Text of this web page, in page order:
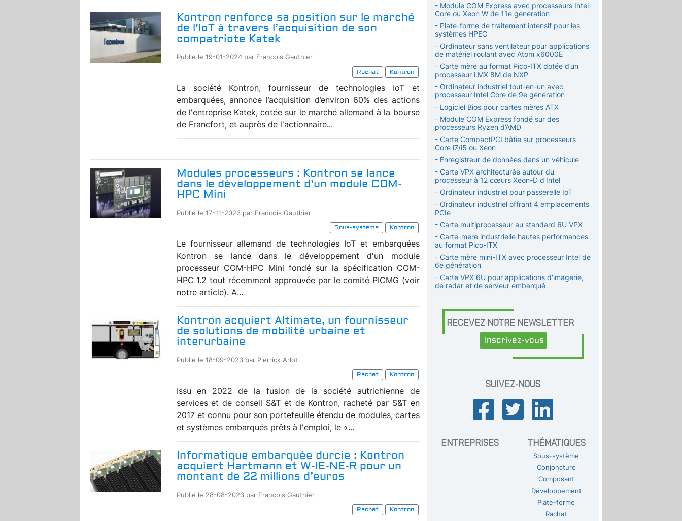
Kontron renforce sa position sur le marché
de l'IoT à travers l’acquisition de son
compatriote Katek
Publié le 19-01-2024 par Francois Gauthier
Rachat
Kontron
La société Kontron, fournisseur de technologies IoT et
embarquées, annonce l’acquisition d’environ 60% des actions
de l'entreprise Katek, cotée sur le marché allemand à la bourse
de Francfort, et auprès de l'actionnaire...
Modules processeurs : Kontron se lance
dans le développement d'un module COM-
HPC Mini
Publié le 17-11-2023 par Francois Gauthier
Sous-système
Kontron
Le fournisseur allemand de technologies IoT et embarquées
Kontron se lance dans le développement d'un module
processeur COM-HPC Mini fondé sur la spécification COM-
HPC 1.2 tout récemment approuvée par le comité PICMG (voir
notre article). A...
Kontron acquiert Altimate, un fournisseur
de solutions de mobilité urbaine et
interurbaine
Publié le 18-09-2023 par Pierrick Arlot
Rachat
Kontron
Issu en 2022 de la fusion de la société autrichienne de
services et de conseil S&T et de Kontron, racheté par S&T en
2017 et connu pour son portefeuille étendu de modules, cartes
et systèmes embarqués prêts à l'emploi, le «...
Informatique embarquée durcie : Kontron
acquiert Hartmann et W-IE-NE-R pour un
montant de 22 millions d’euros
Publié le 28-08-2023 par Francois Gauthier
Rachat
Kontron
- Module COM Express avec processeurs Intel
Core ou Xeon W de 11e génération
- Plate-forme de traitement intensif pour les
systèmes HPEC
- Ordinateur sans ventilateur pour applications
de matériel roulant avec Atom x6000E
- Carte mère au format Pico-ITX dotée d’un
processeur i.MX 8M de NXP
- Ordinateur industriel tout-en-un avec
processeur Intel Core de 9e génération
- Logiciel Bios pour cartes mères ATX
- Module COM Express fondé sur des
processeurs Ryzen d’AMD
- Carte CompactPCI bâtie sur processeurs
Core i7/i5 ou Xeon
- Enregistreur de données dans un véhicule
- Carte VPX architecturée autour du
processeur à 12 cœurs Xeon-D d’Intel
- Ordinateur industriel pour passerelle IoT
- Ordinateur industriel offrant 4 emplacements
PCIe
- Carte multiprocesseur au standard 6U VPX
- Carte-mère industrielle hautes performances
au format Pico-ITX
- Carte mère mini-ITX avec processeur Intel de
6e génération
- Carte VPX 6U pour applications d'imagerie,
de radar et de serveur embarqué
RECEVEZ NOTRE NEWSLETTER
Inscrivez-vous
SUIVEZ-NOUS
ENTREPRISES THÉMATIQUES
Sous-système
Conjoncture
Composant
Développement
Plate-forme
Rachat